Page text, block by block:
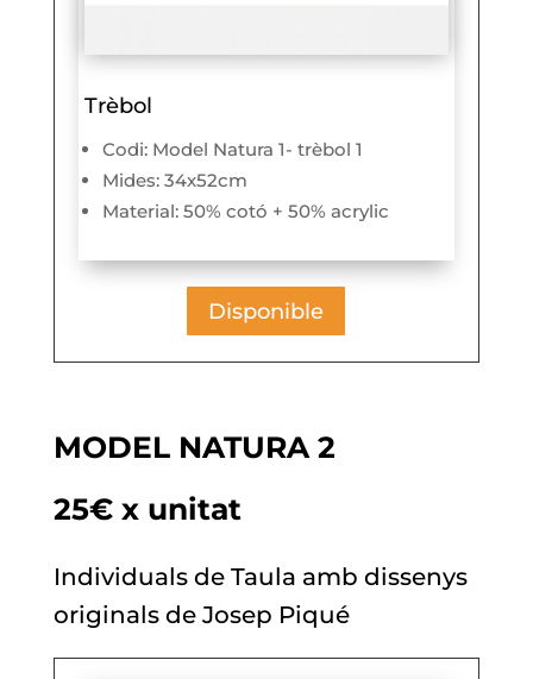
Trèbol
Codi: Model Natura 1- trèbol 1
Mides: 34x52cm
Material: 50% cotó + 50% acrylic
Disponible
MODEL NATURA 2
25€ x unitat
Individuals de Taula amb dissenys
originals de Josep Piqué